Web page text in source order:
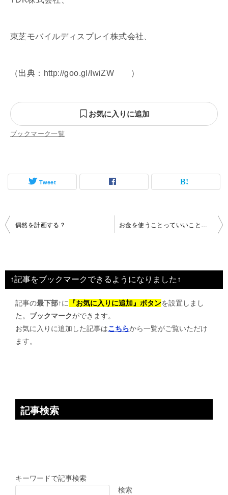
東芝モバイルディスプレイ株式会社、
（出典：http://goo.gl/IwiZW ）
お気に入りに追加
ブックマーク一覧
Tweet
投
ビ
ゲ
偶然を計画する？
↑記事をブックマークできるようになりました↑
記事の最下部↑に 『お気に入りに追加』ボタンを設置しまし
た。 ブックマークができます。
お気に入りに追加した記事はこちらから一覧がご覧いただけ
ます。
記事検索
キーワードで記事検索
検索